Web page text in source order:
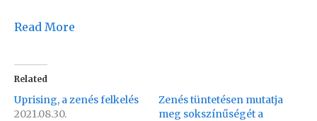
Read More
Related
Uprising, a zenés felkelés
2021.08.30.
Zenés tüntetésen mutatja
meg sokszínűségét a